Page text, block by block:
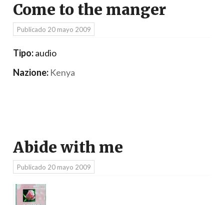
Come to the manger
Publicado 20 mayo 2009
Tipo:audio
Nazione: Kenya
Abide with me
Publicado 20 mayo 2009